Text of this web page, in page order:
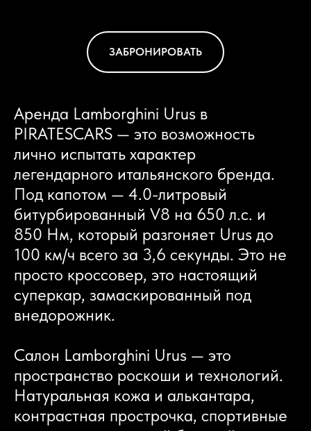
ЗАБРОНИРОВАТЬ
Аренда Lamborghini Urus в
PIRATESCARS — это возможность
лично испытать характер
легендарного итальянского бренда.
Под капотом — 4.0-литровый
битурбированный V8 на 650 л.с. и
850 Нм, который разгоняет Urus до
100 км/ч всего за 3,6 секунды. Это не
просто кроссовер, это настоящий
суперкар, замаскированный под
внедорожник.
Салон Lamborghini Urus — это
пространство роскоши и технологий.
Натуральная кожа и алькантара,
контрастная прострочка, спортивные